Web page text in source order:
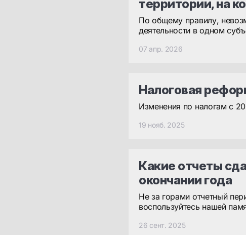
территории, на
По общему правилу,
деятельности в одном
07 апр. 2026
Налоговая
Изменения по налогам с
19 нояб. 2025
Какие отчеты
окончании года
Не за горами отчетный
воспользуйтесь нашей
26 сент. 2025